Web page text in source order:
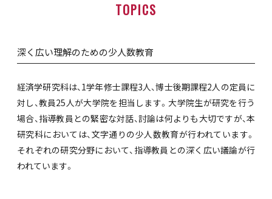
TOPICS
深く広い理解のための少人数教育
経済学研究科は、1学年修士課程3人、博士後期課程2人の定員に
対し、教員25人が大学院を担当します。大学院生が研究を行う
場合、指導教員との緊密な対話、討論は何よりも大切ですが、本
研究科においては、文字通りの少人数教育が行われています。
それぞれの研究分野において、指導教員との深く広い議論が行
われています。